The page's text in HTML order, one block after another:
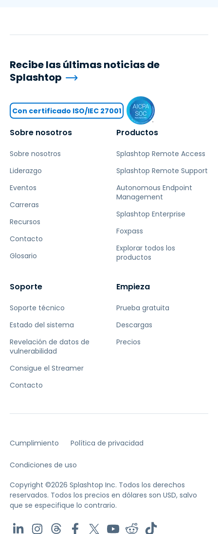
Sobre nosotros
Sobre nosotros
Liderazgo
Eventos
Carreras
Recursos
Contacto
Glosario
Productos
Splashtop Remote Access
Splashtop Remote Support
Autonomous Endpoint
Management
Splashtop Enterprise
Foxpass
Explorar todos los
productos
Soporte
Soporte técnico
Estado del sistema
Revelación de datos de
vulnerabilidad
Consigue el Streamer
Contacto
Empieza
Prueba gratuita
Descargas
Precios
Recibe las últimas noticias de
Splashtop
Con certificado ISO/IEC 27001
Cumplimiento Política de privacidad
Condiciones de uso
Copyright ©2026 Splashtop Inc. Todos los derechos
reservados. Todos los precios en dólares son USD, salvo
que se especifique lo contrario.